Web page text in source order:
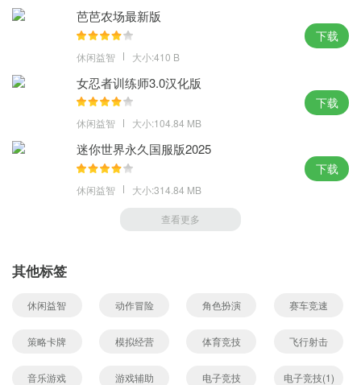
芭芭农场最新版
休闲益智 大小:410 B
下载
女忍者训练师3.0汉化版
休闲益智 大小:104.84 MB
下载
迷你世界永久国服版2025
休闲益智 大小:314.84 MB
下载
查看更多
其他标签
休闲益智 动作冒险 角色扮演 赛车竞速
策略卡牌 模拟经营 体育竞技 飞行射击
音乐游戏 游戏辅助 电子竞技 电子竞技(1)